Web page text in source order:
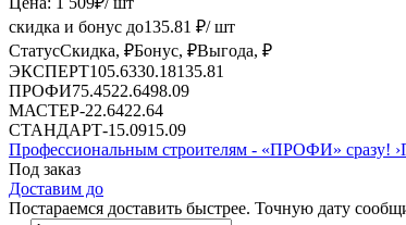
скидка и бонус до135.81 ₽/ шт
СтатусСкидка, ₽Бонус, ₽Выгода, ₽
ЭКСПЕРТ105.6330.18135.81
ПРОФИ75.4522.6498.09
МАСТЕР-22.6422.64
СТАНДАРТ-15.0915.09
Профессиональным строителям - «ПРОФИ» сразу! ›
Под заказ
Доставим до
Постараемся доставить быстрее. Точную дату